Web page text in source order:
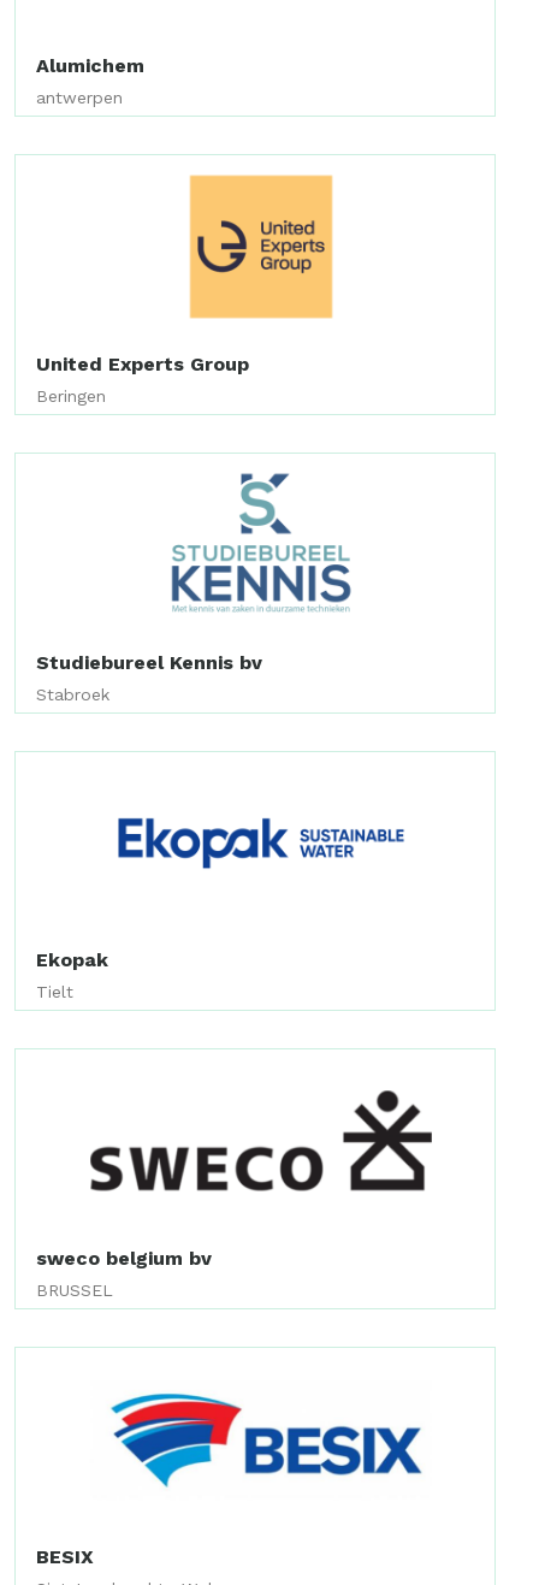
Alumichem
antwerpen
United Experts Group
Beringen
Studiebureel Kennis bv
Stabroek
Ekopak
Tielt
sweco belgium bv
BRUSSEL
BESIX